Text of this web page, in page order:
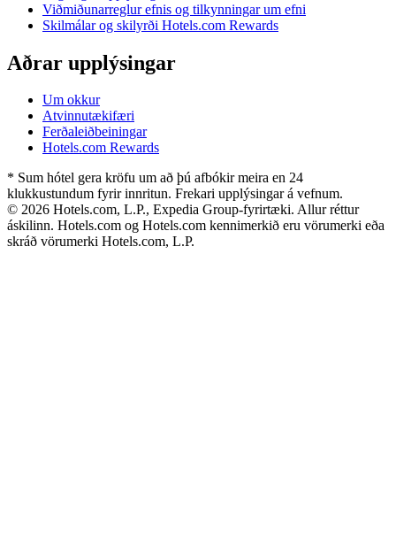
Viðmiðunarreglur efnis og tilkynningar um efni
Skilmálar og skilyrði Hotels.com Rewards
Aðrar upplýsingar
Um okkur
Atvinnutækifæri
Ferðaleiðbeiningar
Hotels.com Rewards
* Sum hótel gera kröfu um að þú afbókir meira en 24
klukkustundum fyrir innritun. Frekari upplýsingar á vefnum.
© 2026 Hotels.com, L.P., Expedia Group-fyrirtæki. Allur réttur
áskilinn. Hotels.com og Hotels.com kennimerkið eru vörumerki eða
skráð vörumerki Hotels.com, L.P.